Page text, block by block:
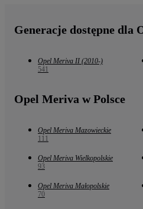
Generacje dostępne dla
Opel Meriva II (2010-)
541
Opel Meriva w Polsce
Opel Meriva Mazowieckie
111
Opel Meriva Wielkopolskie
93
Opel Meriva Małopolskie
70